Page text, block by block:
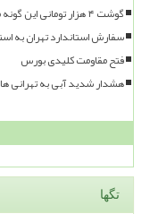
گوشت ۴ هزار تومانی این گونه میلیونی قیمت خورد
سفارش استاندارد تهران به
فتح مقاومت کلیدی بورس
هشدار شدید آبی به تهرانی ها
تگها